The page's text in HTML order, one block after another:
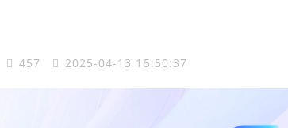
457 2025-04-13 15:50:37